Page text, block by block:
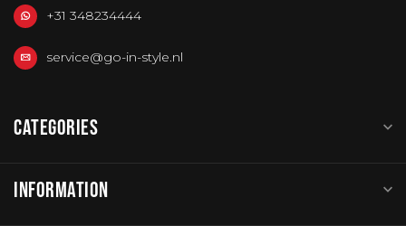
+31 348234444
service@go-in-style.nl
CATEGORIES
INFORMATION